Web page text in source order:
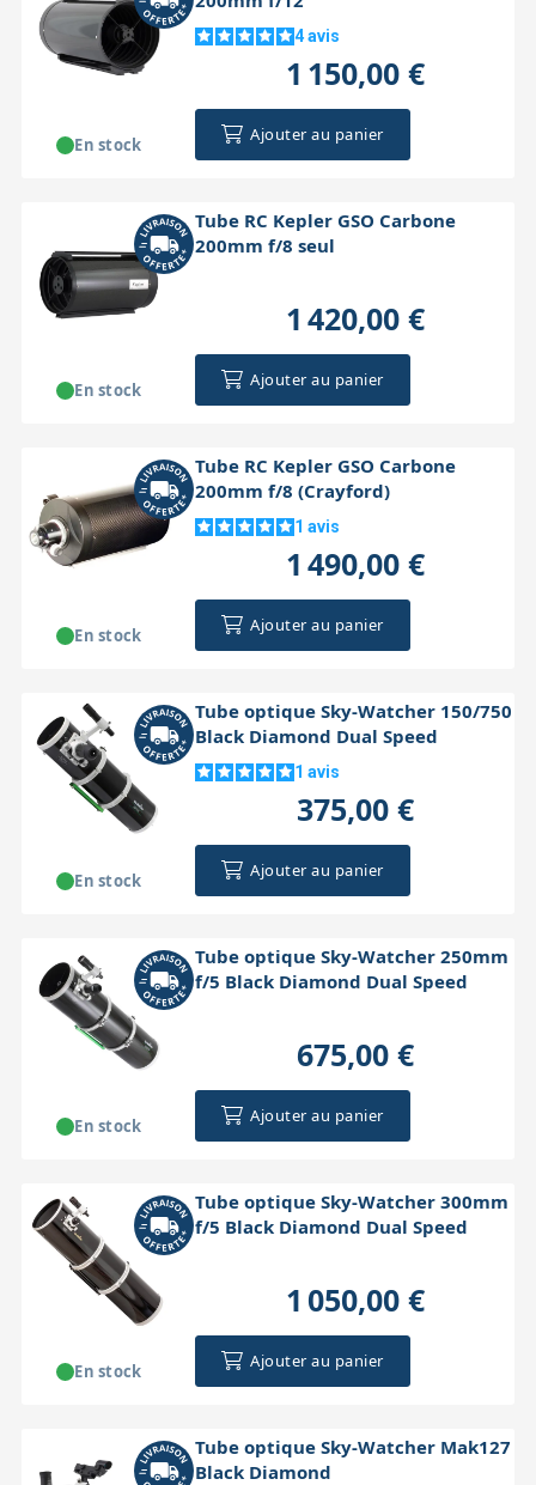
4avis
1 150,00 €
Ajouter au panier
En stock
Tube RC Kepler GSO Carbone
200mm f/8 seul
1 420,00 €
Ajouter au panier
En stock
Tube RC Kepler GSO Carbone
200mm f/8 (Crayford)
1 avis
1 490,00 €
Ajouter au panier
En stock
Tube optique Sky-Watcher 150/750
Black Diamond Dual Speed
1 avis
375,00 €
Ajouter au panier
En stock
Tube optique Sky-Watcher 250mm
f/5 Black Diamond Dual Speed
675,00 €
Ajouter au panier
En stock
Tube optique Sky-Watcher 300mm
f/5 Black Diamond Dual Speed
1 050,00 €
Ajouter au panier
En stock
Tube optique Sky-Watcher Mak127
Black Diamond